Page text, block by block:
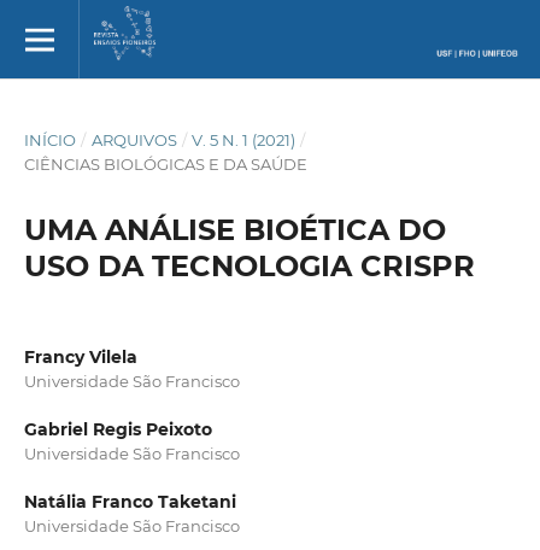
INÍCIO / ARQUIVOS / V. 5 N. 1 (2021) /
CIÊNCIAS BIOLÓGICAS E DA SAÚDE
UMA ANÁLISE BIOÉTICA DO
USO DA TECNOLOGIA CRISPR
Francy Vilela
Universidade São Francisco
Gabriel Regis Peixoto
Universidade São Francisco
Natália Franco Taketani
Universidade São Francisco